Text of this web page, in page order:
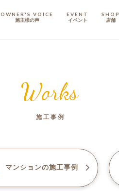
OWNER'S VOICE
施主樣の声
EVENT
イベント
SHOP
店舗
Works
施工事例
マンションの施工事例